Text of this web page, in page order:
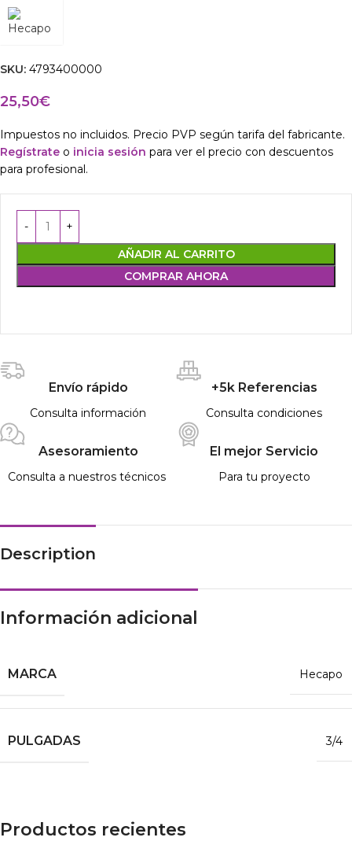
SKU: 4793400000
25,50€
Impuestos no incluidos. Precio PVP según tarifa del fabricante.
Regístrate o inicia sesión para ver el precio con descuentos
para profesional.
AÑADIR AL CARRITO
COMPRAR AHORA
Envío rápido
Consulta información
+5k Referencias
Consulta condiciones
Asesoramiento
Consulta a nuestros técnicos
El mejor Servicio
Para tu proyecto
Description
Información adicional
MARCA Hecapo
PULGADAS 3/4
Productos recientes